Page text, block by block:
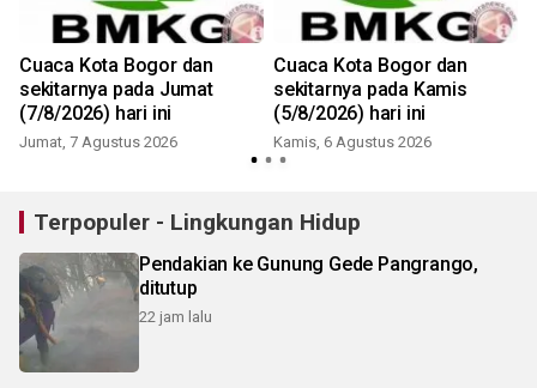
Cuaca Kota Bogor dan
sekitarnya pada Jumat
(7/8/2026) hari ini
Jumat, 7 Agustus 2026
Cuaca Kota Bogor dan
sekitarnya pada Kamis
(5/8/2026) hari ini
Kamis, 6 Agustus 2026
Terpopuler - Lingkungan Hidup
Pendakian ke Gunung Gede Pangrango,
ditutup
22 jam lalu